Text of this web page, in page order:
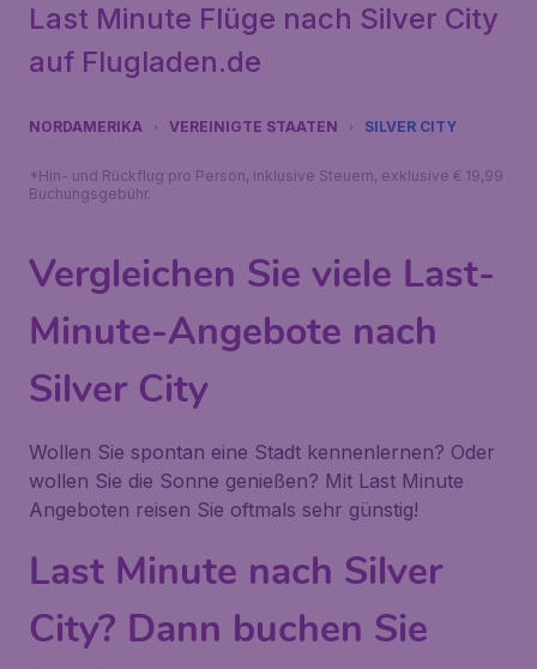
Last Minute Flüge nach Silver City
auf Flugladen.de
NORDAMERIKA VEREINIGTE STAATEN SILVER CITY
*Hin- und Rückflug pro Person, inklusive Steuern, exklusive € 19,99
Buchungsgebühr.
Vergleichen Sie viele Last-
Minute-Angebote nach
Silver City
Wollen Sie spontan eine Stadt kennenlernen? Oder
wollen Sie die Sonne genießen? Mit Last Minute
Angeboten reisen Sie oftmals sehr günstig!
Last Minute nach Silver
City? Dann buchen Sie